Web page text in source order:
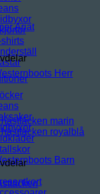
Herr
Barn